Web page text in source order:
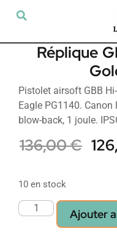
Réplique
Pistolet airsoft GBB
Eagle PG1140.
blow-back, 1 joule.
136,00€
10 en stock
Ajouter